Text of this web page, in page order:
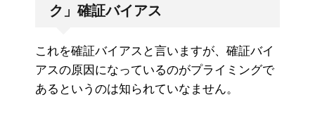
ク」確証バイアス
これを確証バイアスと言いますが、確証バイ
アスの原因になっているのがプライミングで
あるというのは知られていなません。